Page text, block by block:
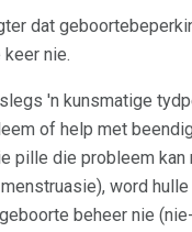
dat
nie.
'n kunsmatige
of help met
pille die probleem kan
word
beheer nie